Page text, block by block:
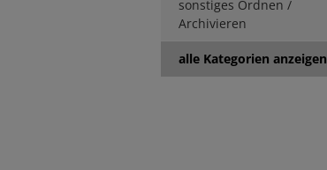
sonstiges Ordnen /
Archivieren
alle Kategorien anzeigen